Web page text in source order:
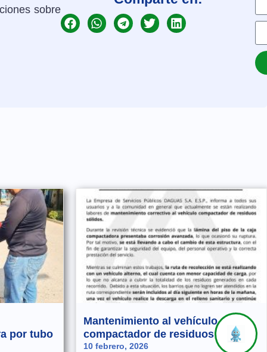
sobre
por tubo
Mantenimiento al vehículo
compactador de residuos
10 febrero, 2026